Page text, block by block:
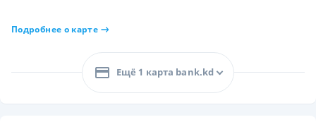
Подробнее о карте
Ещё 1 карта bank.kd